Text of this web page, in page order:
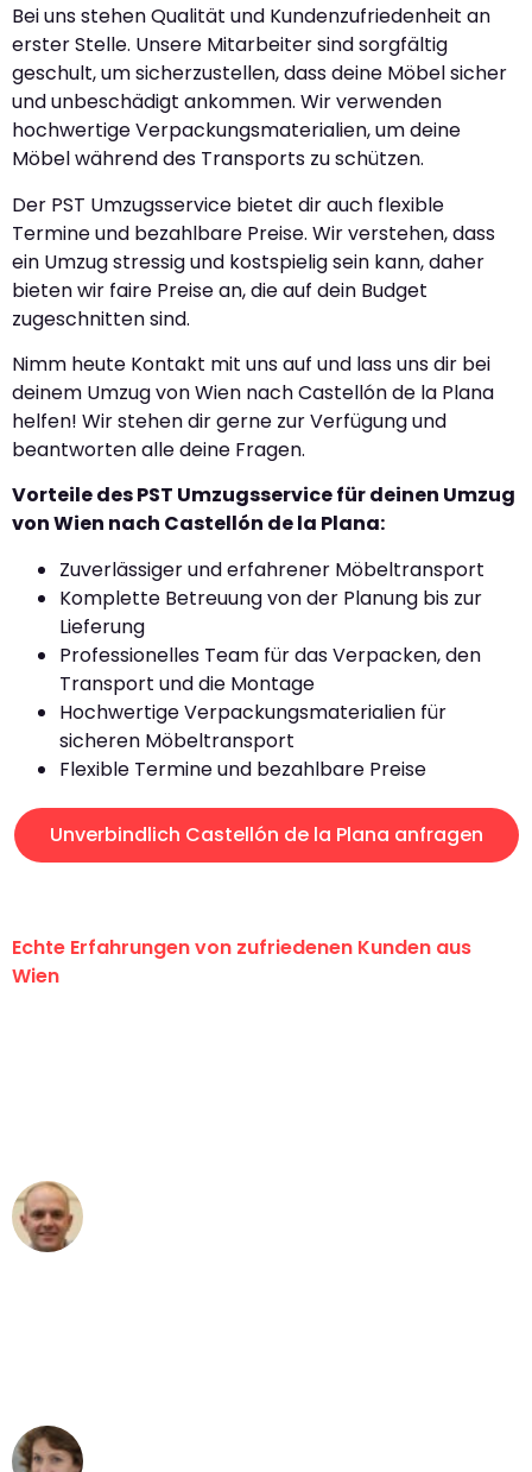
Bei uns stehen Qualität und Kundenzufriedenheit an
erster Stelle. Unsere Mitarbeiter sind sorgfältig
geschult, um sicherzustellen, dass deine Möbel sicher
und unbeschädigt ankommen. Wir verwenden
hochwertige Verpackungsmaterialien, um deine
Möbel während des Transports zu schützen.
Der PST Umzugsservice bietet dir auch flexible
Termine und bezahlbare Preise. Wir verstehen, dass
ein Umzug stressig und kostspielig sein kann, daher
bieten wir faire Preise an, die auf dein Budget
zugeschnitten sind.
Nimm heute Kontakt mit uns auf und lass uns dir bei
deinem Umzug von Wien nach Castellón de la Plana
helfen! Wir stehen dir gerne zur Verfügung und
beantworten alle deine Fragen.
Vorteile des PST Umzugsservice für deinen Umzug
von Wien nach Castellón de la Plana:
Zuverlässiger und erfahrener Möbeltransport
Komplette Betreuung von der Planung bis zur
Lieferung
Professionelles Team für das Verpacken, den
Transport und die Montage
Hochwertige Verpackungsmaterialien für
sicheren Möbeltransport
Flexible Termine und bezahlbare Preise
Unverbindlich Castellón de la Plana anfragen
Echte Erfahrungen von zufriedenen Kunden aus
Wien